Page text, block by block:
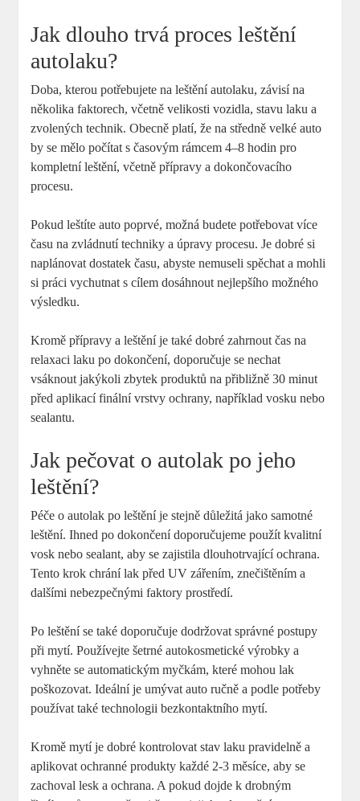
Jak dlouho trvá proces leštění
autolaku?
Doba, kterou potřebujete na leštění autolaku, závisí na
několika faktorech, včetně velikosti vozidla, stavu laku a
zvolených technik. Obecně platí, že na středně velké auto
by se mělo počítat s časovým rámcem 4–8 hodin pro
kompletní leštění, včetně přípravy a dokončovacího
procesu.
Pokud leštíte auto poprvé, možná budete potřebovat více
času na zvládnutí techniky a úpravy procesu. Je dobré si
naplánovat dostatek času, abyste nemuseli spěchat a mohli
si práci vychutnat s cílem dosáhnout nejlepšího možného
výsledku.
Kromě přípravy a leštění je také dobré zahrnout čas na
relaxaci laku po dokončení, doporučuje se nechat
vsáknout jakýkoli zbytek produktů na přibližně 30 minut
před aplikací finální vrstvy ochrany, například vosku nebo
sealantu.
Jak pečovat o autolak po jeho
leštění?
Péče o autolak po leštění je stejně důležitá jako samotné
leštění. Ihned po dokončení doporučujeme použít kvalitní
vosk nebo sealant, aby se zajistila dlouhotrvající ochrana.
Tento krok chrání lak před UV zářením, znečištěním a
dalšími nebezpečnými faktory prostředí.
Po leštění se také doporučuje dodržovat správné postupy
při mytí. Používejte šetrné autokosmetické výrobky a
vyhněte se automatickým myčkám, které mohou lak
poškozovat. Ideální je umývat auto ručně a podle potřeby
používat také technologii bezkontaktního mytí.
Kromě mytí je dobré kontrolovat stav laku pravidelně a
aplikovat ochranné produkty každé 2-3 měsíce, aby se
zachoval lesk a ochrana. A pokud dojde k drobným